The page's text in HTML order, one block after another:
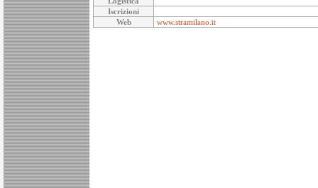
Iscrizioni
Web
www.stramilano.it